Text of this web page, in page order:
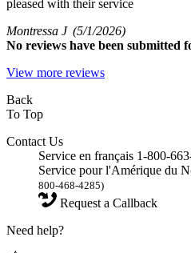
pleased with their service
Montressa J (5/1/2026)
No reviews have been submitted
View more reviews
Back
To Top
Contact Us
Service en français 1-800-
Service pour l'Amérique du
800-468-4285)
Request a Callback
Need help?